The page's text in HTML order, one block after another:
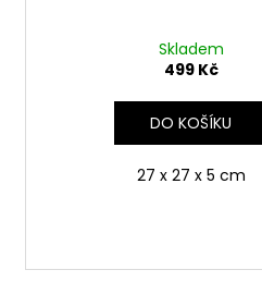
Skladem
499 Kč
DO KOŠÍKU
27 x 27 x 5 cm